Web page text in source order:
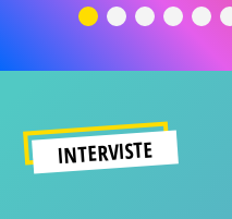
significato
INTERVISTE